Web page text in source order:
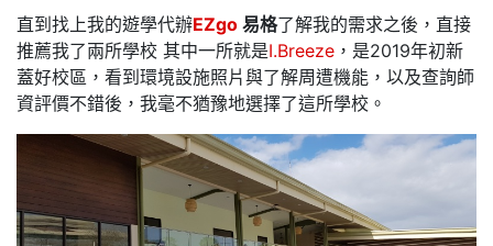
直到找上我的遊學代辦EZgo 易格了解我的需求之後，直接
推薦我了兩所學校 其中一所就是I.Breeze ，是2019年初新
蓋好校區，看到環境設施照片與了解周遭機能，以及查詢師
資評價不錯後，我毫不猶豫地選擇了這所學校。